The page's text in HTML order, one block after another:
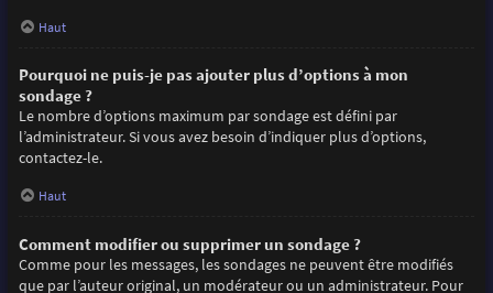
Haut
Pourquoi ne puis-je pas ajouter plus d’options à mon
sondage ?
Le nombre d’options maximum par sondage est défini par
l’administrateur. Si vous avez besoin d’indiquer plus d’options,
contactez-le.
Haut
Comment modifier ou supprimer un sondage ?
Comme pour les messages, les sondages ne peuvent être modifiés
que par l’auteur original, un modérateur ou un administrateur. Pour